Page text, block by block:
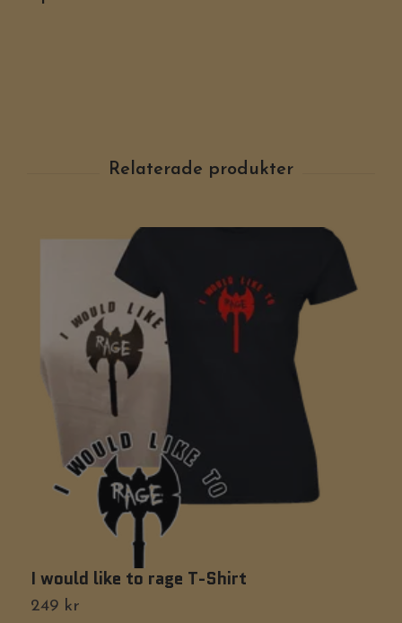
I would like to rage T-Shirt
249 kr